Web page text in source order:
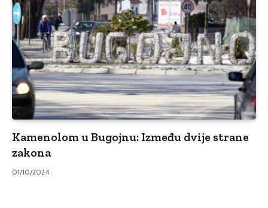
Kamenolom u Bugojnu: Između dvije strane
zakona
01/10/2024